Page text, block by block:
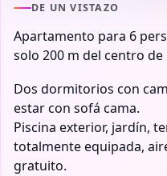
DE UN VISTAZO
Apartamento para 6
solo 200 m del centro de
Dos dormitorios con
estar con sofá cama.
Piscina exterior, jardín,
totalmente equipada,
gratuito.